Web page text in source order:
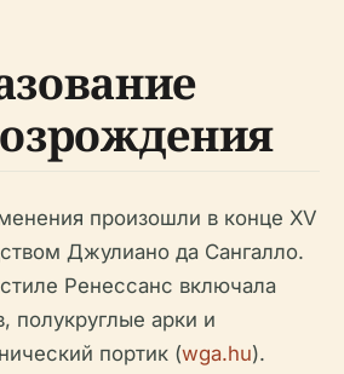
произошли в конце XV
Джулиано да Сангалло.
Ренессанс включала
полукруглые арки и
портик (wga.hu).